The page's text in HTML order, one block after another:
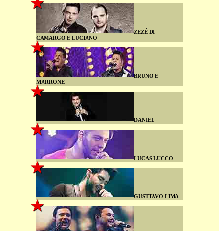
ZEZÉ DI
CAMARGO E LUCIANO
BRUNO E
MARRONE
DANIEL
LUCAS LUCCO
GUSTTAVO LIMA